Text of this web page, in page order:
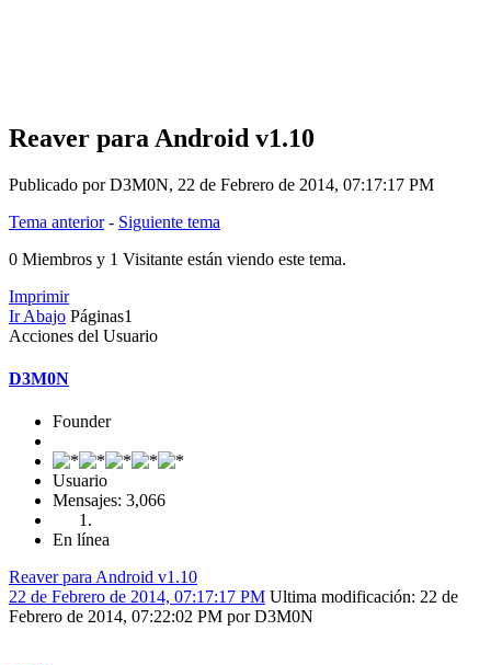
Reaver para Android v1.10
Publicado por D3M0N, 22 de Febrero de 2014, 07:17:17 PM
Tema anterior- Siguiente tema
0 Miembros y 1 Visitante están viendo este tema.
Imprimir
Ir Abajo Páginas1
Acciones del Usuario
D3M0N
Founder
Usuario
Mensajes: 3,066
En línea
Reaver para Android v1.10
22 de Febrero de 2014, 07:17:17 PM Ultima modificación: 22 de
Febrero de 2014, 07:22:02 PM por D3M0N